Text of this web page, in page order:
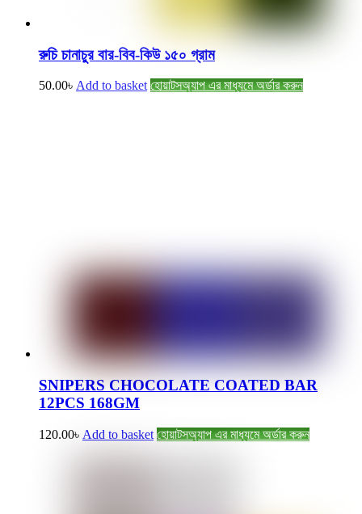
রুচি চানাচুর বার-বিব-কিউ ১৫০ গ্রাম
50.00৳ Add to basket হোয়াটসঅ্যাপ এর মাধ্যমে অর্ডার করুন
SNIPERS CHOCOLATE COATED BAR
12PCS 168GM
120.00৳ Add to basket হোয়াটসঅ্যাপ এর মাধ্যমে অর্ডার করুন